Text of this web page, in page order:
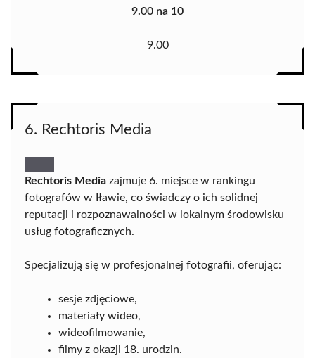
9.00 na 10
9.00
6. Rechtoris Media
Rechtoris Media zajmuje 6. miejsce w rankingu
fotografów w Iławie, co świadczy o ich solidnej
reputacji i rozpoznawalności w lokalnym środowisku
usług fotograficznych.
Specjalizują się w profesjonalnej fotografii, oferując:
sesje zdjęciowe,
materiały wideo,
wideofilmowanie,
filmy z okazji 18. urodzin.